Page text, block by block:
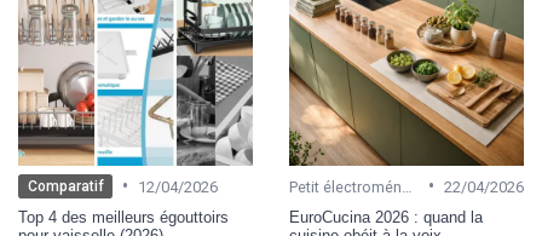
Comparatif •
12/04/2026
Top 4 des meilleurs égouttoirs
• 22/04/2026
EuroCucina 2026 : quand la